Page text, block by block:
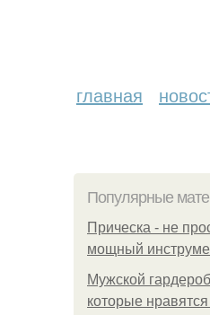
главная
Популярные
Прическа - не
мощный
Мужской
которые